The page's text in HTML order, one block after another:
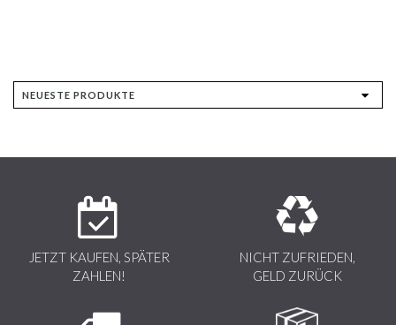
JETZT KAUFEN, SPÄTER
ZAHLEN!
NICHT ZUFRIEDEN,
GELD ZURÜCK